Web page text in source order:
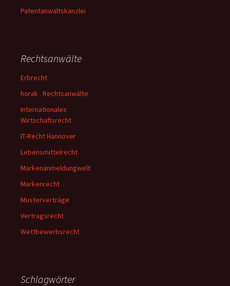
Patentanwaltskanzlei
Rechtsanwälte
Erbrecht
horak . Rechtsanwälte
Internationales
Wirtschaftsrecht
IT-Recht Hannover
Lebensmittelrecht
Markenanmeldungwelt
Markenrecht
Musterverträge
Vertragsrecht
Wettbewerbsrecht
Schlagwörter